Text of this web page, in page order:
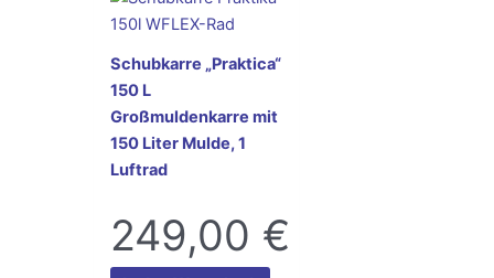
Schubkarre „Praktica“
150 L
Großmuldenkarre mit
150 Liter Mulde, 1
Luftrad
249,00 €